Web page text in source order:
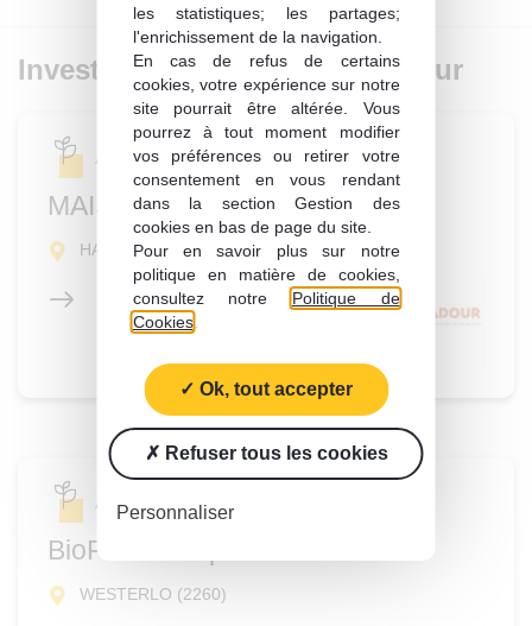
les statistiques; les partages;
l'enrichissement de la navigation.
En cas de refus de certains
cookies, votre expérience sur notre
site pourrait être altérée. Vous
pourrez à tout moment modifier
vos préférences ou retirer votre
consentement en vous rendant
dans la section Gestion des
cookies en bas de page du site.
Pour en savoir plus sur notre
politique en matière de cookies,
consultez notre Politique de
Cookies.
Ok, tout accepter
Refuser tous les cookies
Personnaliser
Investissement du même secteur
MAISADOUR
Amont végétal
HAUT-MAUCO (40)
BioFirst Group
Amont végétal
WESTERLO (2260)